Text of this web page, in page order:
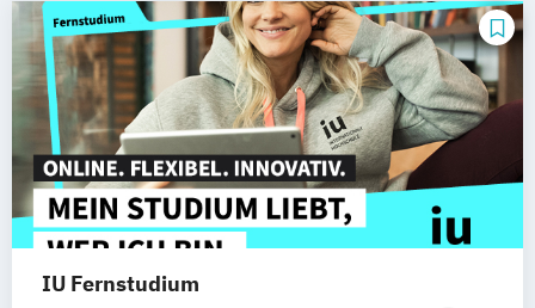
IU Fernstudium